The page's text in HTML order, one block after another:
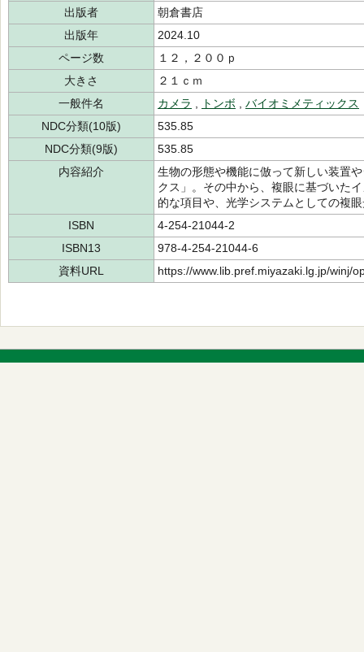
出版者
朝倉書店
出版年
2024.10
ページ数
１２，２００ｐ
大きさ
２１ｃｍ
一般件名
カメラ トンボ
バイオミメティックス
NDC分類(10版)
535.85
NDC分類(9版)
535.85
内容紹介
生物の形態や機能に倣って新しい装置
クス」。その中から、複眼に基づいた
的な項目や、光学システムとしての複
ISBN
4-254-21044-2
ISBN13
978-4-254-21044-6
資料URL
https://www.lib.pref.miyazaki.lg.jp/winj/